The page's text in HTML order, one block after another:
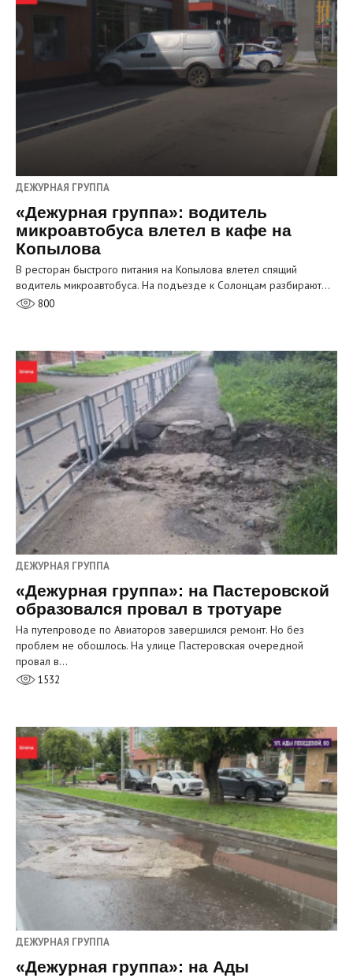
ДЕЖУРНАЯ ГРУППА
«Дежурная группа»: водитель
микроавтобуса влетел в кафе на
Копылова
В ресторан быстрого питания на Копылова влетел спящий
водитель микроавтобуса. На подъезде к Солонцам разбирают…
800
ДЕЖУРНАЯ ГРУППА
«Дежурная группа»: на Пастеровской
образовался провал в тротуаре
На путепроводе по Авиаторов завершился ремонт. Но без
проблем не обошлось. На улице Пастеровская очередной
провал в…
1532
ДЕЖУРНАЯ ГРУППА
«Дежурная группа»: на Ады